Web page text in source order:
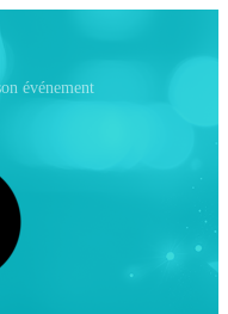
événement